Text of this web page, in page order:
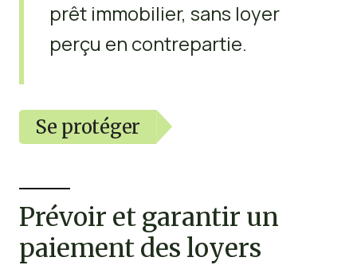
prêt immobilier, sans loyer
perçu en contrepartie.
Se protéger
Prévoir et garantir un
paiement des loyers